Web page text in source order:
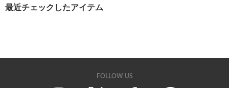
最近チェックしたアイテム
FOLLOW US